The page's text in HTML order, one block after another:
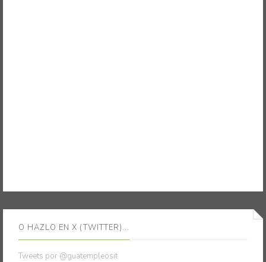
O HAZLO EN X (TWITTER)...
Tweets por @guatempleosit